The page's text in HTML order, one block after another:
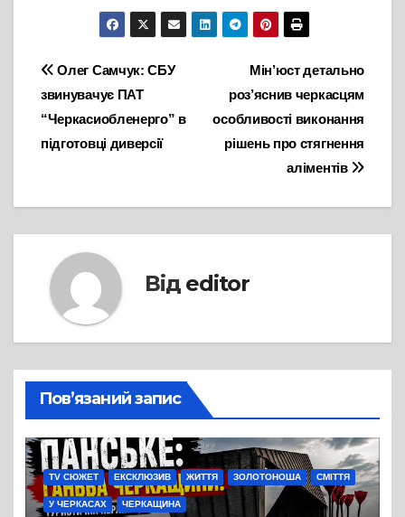
Навігація
записів
Мін’юст детально
роз’яснив черкасцям
особливості виконання
рішень про стягнення
аліментів
Олег Самчук: СБУ
звинувачує ПАТ
“Черкасиобленерго” в
підготовці диверсії
Від editor
Пов’язаний запис
TV СЮЖЕТ ЕКСКЛЮЗИВ ЖИТТЯ ЗОЛОТОНОША СМІТТЯ
У ЧЕРКАСАХ ЧЕРКАЩИНА